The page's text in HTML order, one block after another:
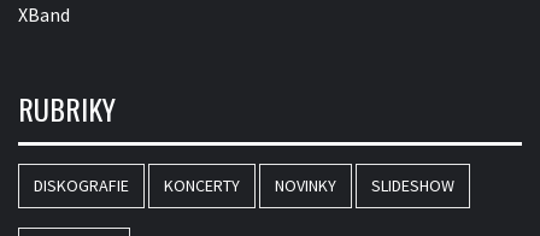
XBand
RUBRIKY
DISKOGRAFIE KONCERTY NOVINKY SLIDESHOW